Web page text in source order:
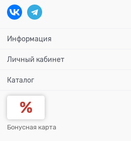
Информация
Личный кабинет
Каталог
Бонусная карта